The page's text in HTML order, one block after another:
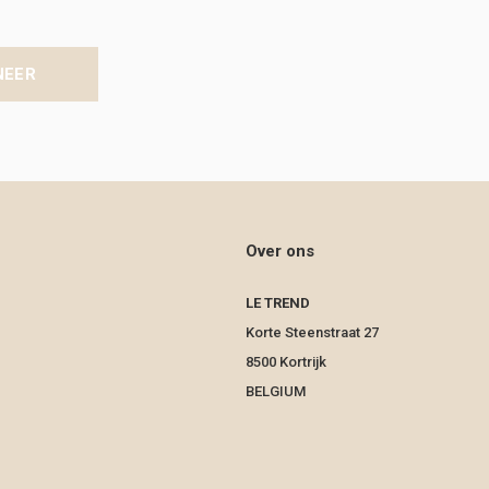
Over ons
LE TREND
Korte Steenstraat 27
8500 Kortrijk
BELGIUM